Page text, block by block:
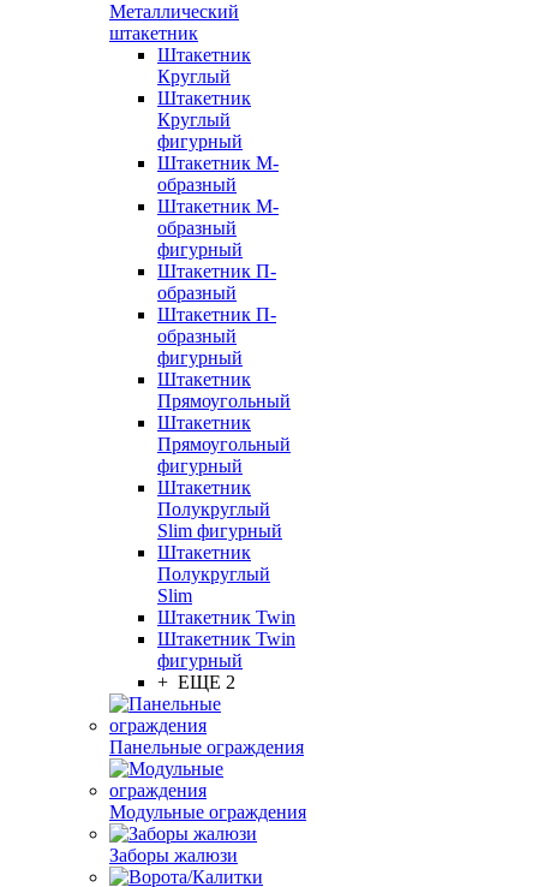
Металлический
штакетник
Штакетник
Круглый
Штакетник
Круглый
фигурный
Штакетник М-
образный
Штакетник М-
образный
фигурный
Штакетник П-
образный
Штакетник П-
образный
фигурный
Штакетник
Прямоугольный
Штакетник
Прямоугольный
фигурный
Штакетник
Полукруглый
Slim фигурный
Штакетник
Полукруглый
Slim
Штакетник Twin
Штакетник Twin
фигурный
+ ЕЩЕ 2
Панельные ограждения
Модульные ограждения
Заборы жалюзи